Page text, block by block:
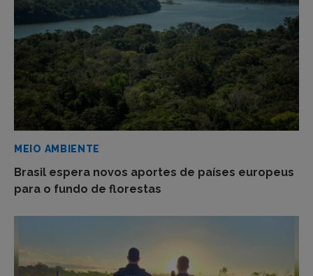
MEIO AMBIENTE
Brasil espera novos aportes de países europeus
para o fundo de florestas